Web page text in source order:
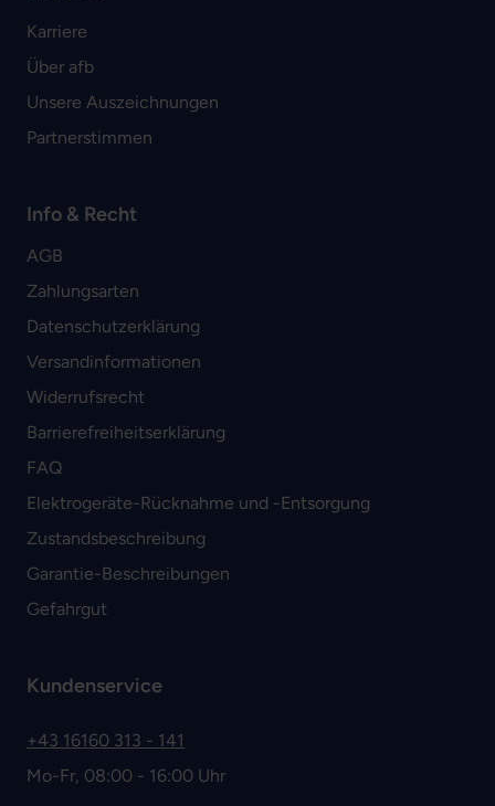
Karriere
Über afb
Unsere Auszeichnungen
Partnerstimmen
Info & Recht
AGB
Zahlungsarten
Datenschutzerklärung
Versandinformationen
Widerrufsrecht
Barrierefreiheitserklärung
FAQ
Elektrogeräte-Rücknahme und -Entsorgung
Zustandsbeschreibung
Garantie-Beschreibungen
Gefahrgut
Kundenservice
+43 16160 313 - 141
Mo-Fr, 08:00 - 16:00 Uhr